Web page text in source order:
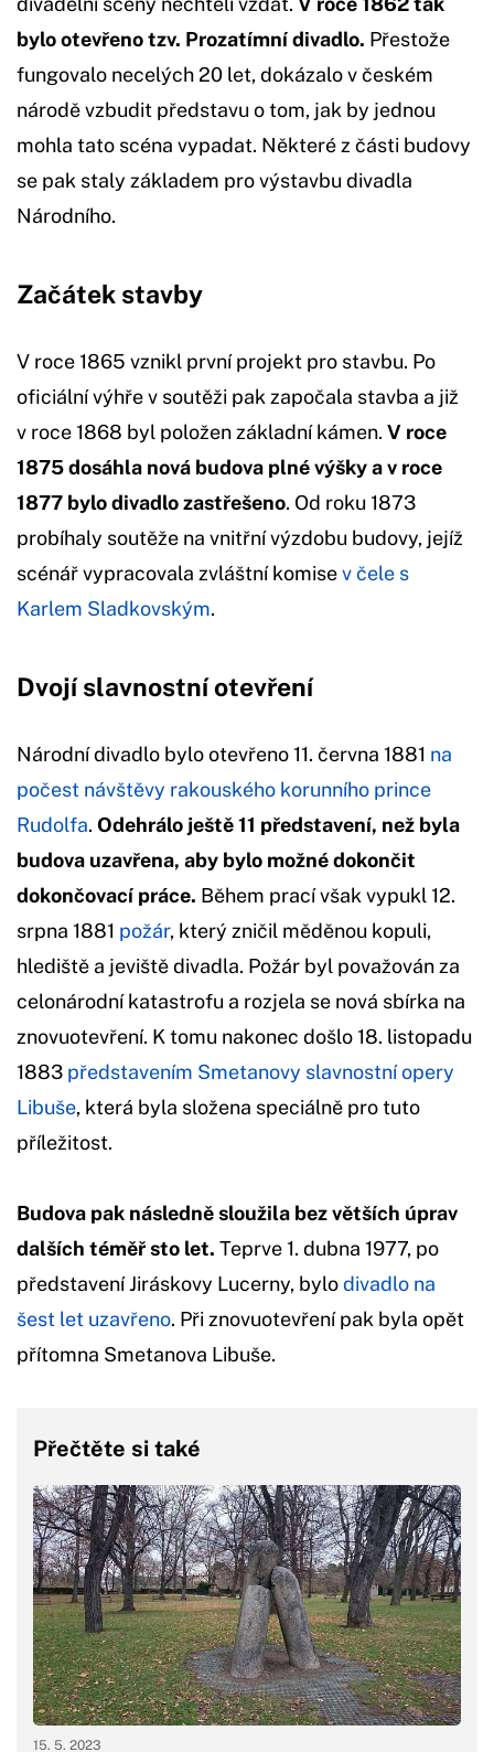
bylo otevřeno tzv. Prozatímní divadlo. Přestože
fungovalo necelých 20 let, dokázalo v českém
národě vzbudit představu o tom, jak by jednou
mohla tato scéna vypadat. Některé z části budovy
se pak staly základem pro výstavbu divadla
Národního.
Začátek stavby
V roce 1865 vznikl první projekt pro stavbu. Po
oficiální výhře v soutěži pak započala stavba a již
v roce 1868 byl položen základní kámen. V roce
1875 dosáhla nová budova plné výšky a v roce
1877 bylo divadlo zastřešeno. Od roku 1873
probíhaly soutěže na vnitřní výzdobu budovy, jejíž
scénář vypracovala zvláštní komisev čele s
Karlem Sladkovským.
Dvojí slavnostní otevření
Národní divadlo bylo otevřeno 11. června 1881 na
počest návštěvy rakouského korunního prince
Rudolfa. Odehrálo ještě 11 představení, než byla
budova uzavřena, aby bylo možné dokončit
dokončovací práce. Během prací však vypukl 12.
srpna 1881 požár, který zničil měděnou kopuli,
hlediště a jeviště divadla. Požár byl považován za
celonárodní katastrofu a rozjela se nová sbírka na
znovuotevření. K tomu nakonec došlo 18. listopadu
1883 představením Smetanovy slavnostní opery
Libuše, která byla složena speciálně pro tuto
příležitost.
Budova pak následně sloužila bez větších úprav
dalších téměř sto let. Teprve 1. dubna 1977, po
představení Jiráskovy Lucerny, bylodivadlo na
šest let uzavřeno. Při znovuotevření pak byla opět
přítomna Smetanova Libuše.
Přečtěte si také
15. 5. 2023